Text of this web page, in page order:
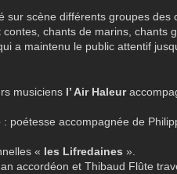
sur scène différents groupes des
chants de marins, chants
a maintenu le public attentif
musiciens l’ Air Haleur
: poétesse accompagnée de
« les Lifredaines ».
accordéon et Thibaud Flûte